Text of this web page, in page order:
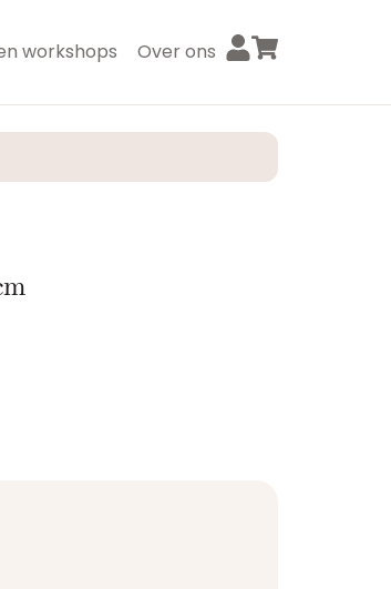
workshops Over ons